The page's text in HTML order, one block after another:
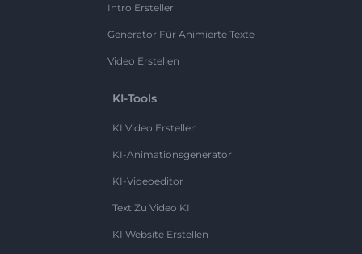
Intro Ersteller
Generator Für Animierte Texte
Video Erstellen
KI-Tools
KI Video Erstellen
KI-Animationsgenerator
KI-Videoeditor
Text Zu Video KI
KI Website Erstellen